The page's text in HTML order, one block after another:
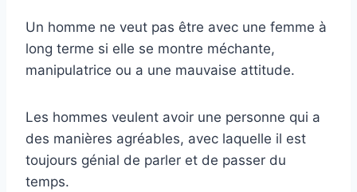
Un homme ne veut pas être avec une femme à
long terme si elle se montre méchante,
manipulatrice ou a une mauvaise attitude.
Les hommes veulent avoir une personne qui a
des manières agréables, avec laquelle il est
toujours génial de parler et de passer du
temps.